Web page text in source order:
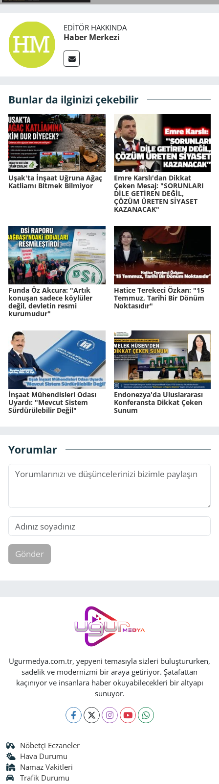
EDITÖR HAKKINDA
Haber Merkezi
Bunlar da ilginizi çekebilir
Uşak'ta İnşaat Uğruna Ağaç
Katliamı Bitmek Bilmiyor
Emre Karslı'dan Dikkat
Çeken Mesaj: "SORUNLARI
DİLE GETİREN DEĞİL,
ÇÖZÜM ÜRETEN SİYASET
KAZANACAK"
Funda Öz Akcura: "Artık
konuşan sadece köylüler
değil, devletin resmi
kurumudur"
Hatice Terekeci Özkan: "15
Temmuz, Tarihi Bir Dönüm
Noktasıdır"
İnşaat Mühendisleri Odası
Uyardı: "Mevcut Sistem
Sürdürülebilir Değil"
Endonezya'da Uluslararası
Konferansta Dikkat Çeken
Sunum
Yorumlar
Gönder
Ugurmedya.com.tr, yepyeni temasıyla sizleri buluştururken,
sadelik ve modernizmi bir araya getiriyor. Şatafattan
kaçınıyor ve insanlara haber okuyabilecekleri bir altyapı
sunuyor.
Nöbetçi Eczaneler
Hava Durumu
Namaz Vakitleri
Trafik Durumu